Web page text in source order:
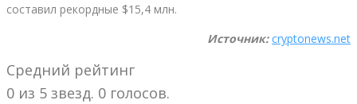
составил рекордные $15,4 млн.
Источник: cryptonews.net
Средний рейтинг
0 из 5 звезд. 0 голосов.